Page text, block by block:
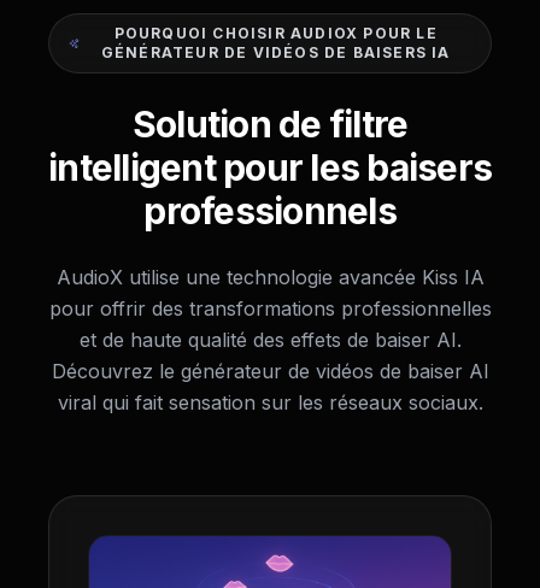
POURQUOI CHOISIR AUDIOX POUR LE
GÉNÉRATEUR DE VIDÉOS DE BAISERS IA
Solution de filtre
intelligent pour les baisers
professionnels
AudioX utilise une technologie avancée Kiss IA
pour offrir des transformations professionnelles
et de haute qualité des effets de baiser AI.
Découvrez le générateur de vidéos de baiser AI
viral qui fait sensation sur les réseaux sociaux.